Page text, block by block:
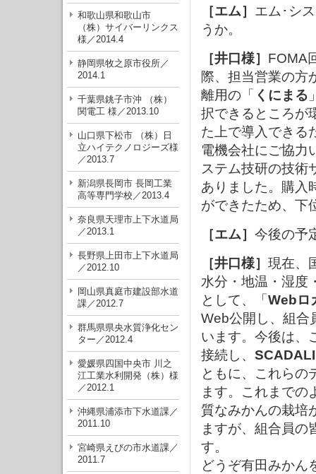
和歌山県和歌山市
（株）サイバーリンクス
様／2014.4
静岡県牧之原市役所／
2014.1
千葉県銚子市沖 （株）
関電工 様／2013.10
山口県下松市 （株）日
立ハイテクノロジーズ様
／2013.7
新潟県長岡市 長岡工業
高等専門学校／2013.4
奈良県天理市上下水道局
／2013.1
長野県上田市上下水道局
／2012.10
岡山県真庭市建設部水道
課／2012.7
群馬県県央水質浄化セン
ター／2012.4
愛媛県四国中央市 川之
江工業水利開発（株）様
／2012.1
沖縄県浦添市下水道課／
2011.10
宮崎県えびの市水道課／
2011.7
［エム］ エム･シ
うか。
［井口様］ FOMA
際、担当営業の方
離用の「 くにまる
択できるところが
た上で導入できる
電機会社にご協力
ステム技研の技術
ありました。購入
ができたため、下
［エム］ 今後の予
［井口様］ 現在、
水分・地温・湿度
として、「 Webロ
Web公開し、組合
います。今後は、
接続し、
ともに、これらの
ます。これまでの
質なみかんの栽培
ますが、組合員の
す。
どうぞ有田みかん